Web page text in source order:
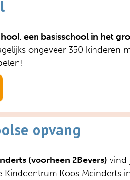
een basisschool in het
ongeveer 350 kinderen
opvang
(voorheen 2Bevers) vind
Kindcentrum Koos Meinderts